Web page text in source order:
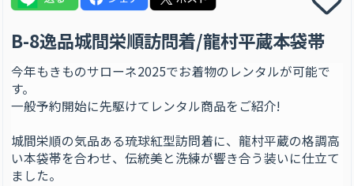
B-8逸品城間栄順訪問着/龍村平蔵本袋帯
今年もきものサローネ2025でお着物のレンタルが可能で
す。
一般予約開始に先駆けてレンタル商品をご紹介!
城間栄順の気品ある琉球紅型訪問着に、龍村平蔵の格調高
い本袋帯を合わせ、伝統美と洗練が響き合う装いに仕立て
ました。